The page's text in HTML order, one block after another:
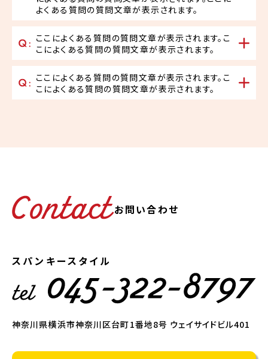
よくある質問の質問文章が表示されます。
ここによくある質問の質問文章が表示されます。こ
こによくある質問の質問文章が表示されます。
ここによくある質問の質問文章が表示されます。こ
こによくある質問の質問文章が表示されます。
お問い合わせ
スパンキースタイル
神奈川県横浜市神奈川区台町1番地8号 ウェイサイドビル401